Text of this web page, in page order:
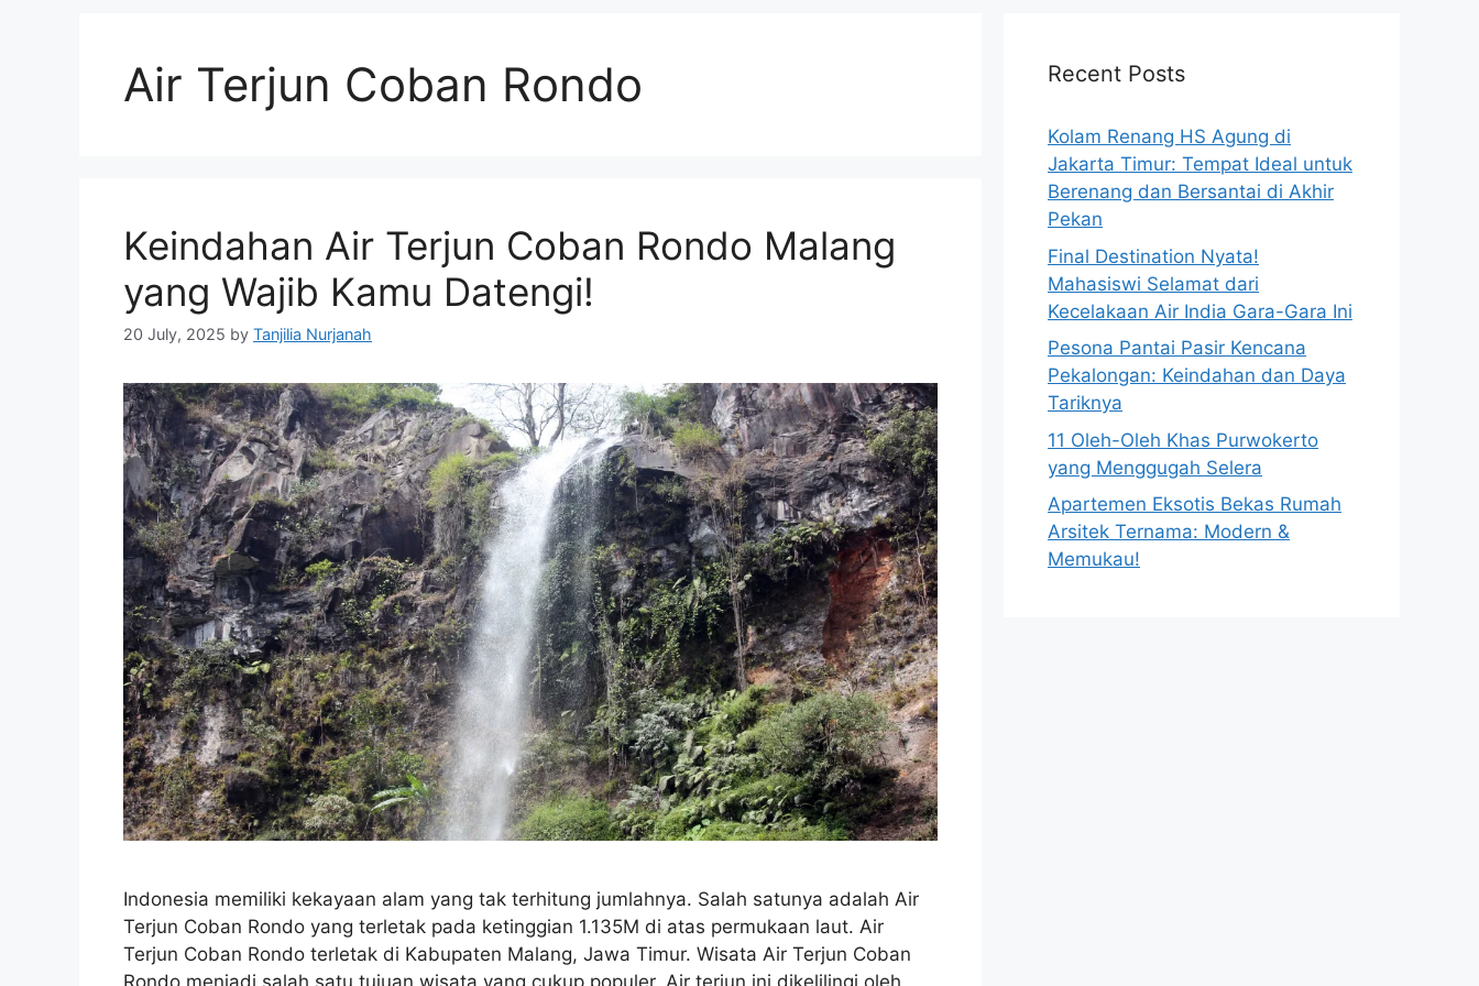
Air Terjun Coban Rondo
Keindahan Air Terjun Coban Rondo Malang
yang Wajib Kamu Datengi!
20 July, 2025 by Tanjilia Nurjanah
Indonesia memiliki kekayaan alam yang tak terhitung jumlahnya. Salah satunya adalah Air
Terjun Coban Rondo yang terletak pada ketinggian 1.135M di atas permukaan laut. Air
Terjun Coban Rondo terletak di Kabupaten Malang, Jawa Timur. Wisata Air Terjun Coban
Recent Posts
Kolam Renang HS Agung di
Jakarta Timur: Tempat Ideal untuk
Berenang dan Bersantai di Akhir
Pekan
Final Destination Nyata!
Mahasiswi Selamat dari
Kecelakaan Air India Gara-Gara Ini
Pesona Pantai Pasir Kencana
Pekalongan: Keindahan dan Daya
Tariknya
11 Oleh-Oleh Khas Purwokerto
yang Menggugah Selera
Apartemen Eksotis Bekas Rumah
Arsitek Ternama: Modern &
Memukau!